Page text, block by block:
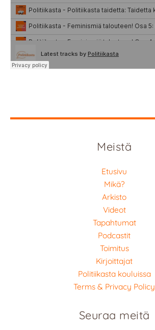
Meistä
Etusivu
Mikä?
Arkisto
Videot
Tapahtumat
Podcastit
Toimitus
Kirjoittajat
Politiikasta kouluissa
Terms & Privacy Policy
Seuraa meitä